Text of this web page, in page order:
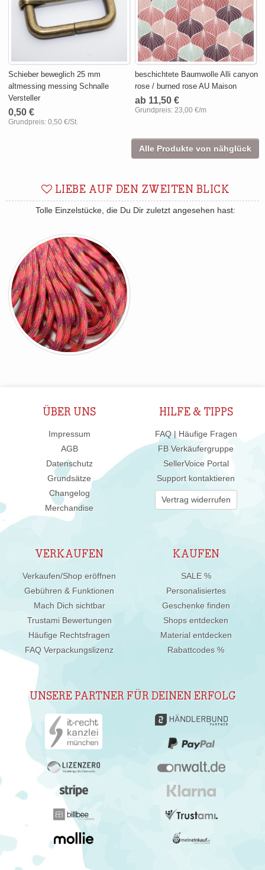
Schieber beweglich 25 mm
altmessing messing Schnalle
Versteller
0,50 €
Grundpreis:0,50 €/St.
beschichtete Baumwolle Alli canyon
rose / burned rose AU Maison
ab 11,50 €
Grundpreis:23,00 €/m
Alle Produkte von nähglück
LIEBE AUF DEN ZWEITEN BLICK
Tolle Einzelstücke, die Du Dir zuletzt angesehen hast:
ÜBER UNS
Impressum
AGB
Datenschutz
Grundsätze
Changelog
Merchandise
HILFE & TIPPS
FAQ | Häufige Fragen
FB Verkäufergruppe
SellerVoice Portal
Support kontaktieren
Vertrag widerrufen
VERKAUFEN
Verkaufen/Shop eröffnen
Gebühren & Funktionen
Mach Dich sichtbar
Trustami Bewertungen
Häufige Rechtsfragen
FAQ Verpackungslizenz
KAUFEN
SALE %
Personalisiertes
Geschenke finden
Shops entdecken
Material entdecken
Rabattcodes %
UNSERE PARTNER FÜR DEINEN ERFOLG